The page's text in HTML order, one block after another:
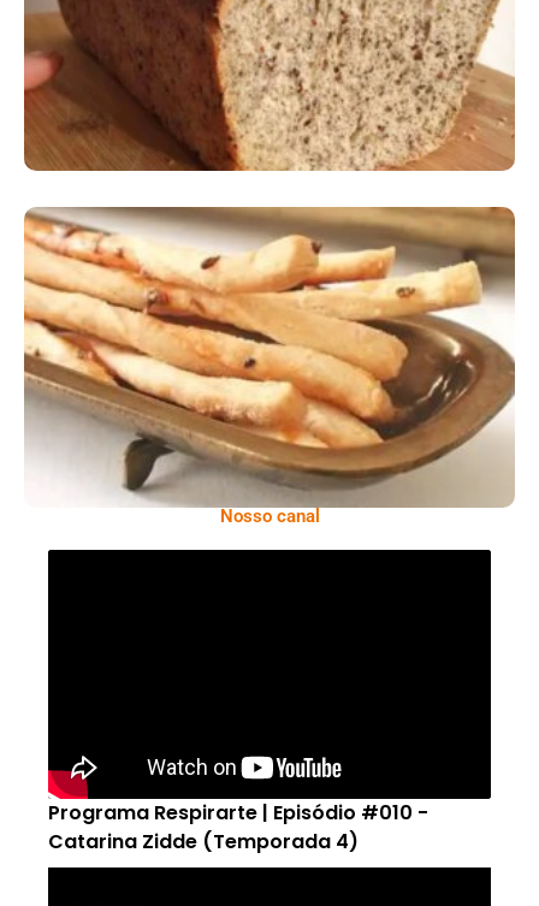
Comer Bem: Palitinhos De Cebola E Salsa
Nosso canal
Programa Respirarte | Episódio #010 -
Catarina Zidde (Temporada 4)